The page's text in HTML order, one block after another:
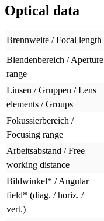
Optical data
Brennweite / Focal length
Blendenbereich / Aperture
range
Linsen / Gruppen / Lens
elements / Groups
Fokussierbereich /
Focusing range
Arbeitsabstand / Free
working distance
Bildwinkel* / Angular
field* (diag. / horiz. /
vert.)